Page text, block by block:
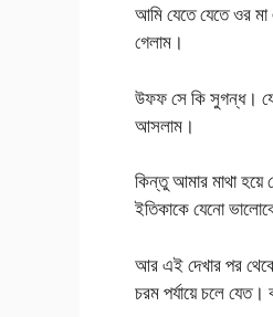
আমি যেতে যেতে ওর মা
গেলাম।
উফফ সে কি সুগন্ধ।
আসলাম।
কিন্তু আমার মাথা
ইতিকাকে যেনো
আর এই দেখার পর
চরম পর্যায়ে চলে